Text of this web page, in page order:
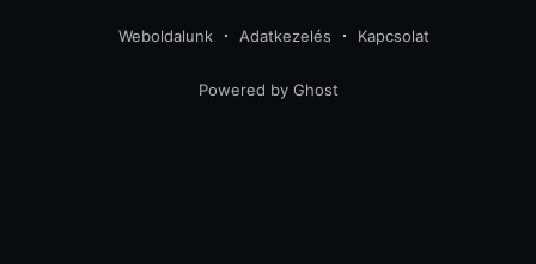
Weboldalunk Adatkezelés Kapcsolat
Powered by Ghost